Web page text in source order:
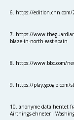
6. https://edition.cnn.com/
7. https://
blaze-in-north-east-spain
8. https://www.bbc.com/
9. https://play.google.com/
10. anonyme data hentet
Airthings-ehneter i